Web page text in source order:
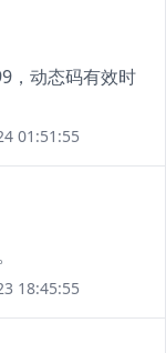
，动态码有效时
01:51:55
18:45:55